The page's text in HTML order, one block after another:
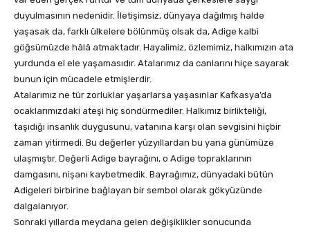
duyulmasının nedenidir. İletişimsiz, dünyaya dağılmış halde
yaşasak da, farklı ülkelere bölünmüş olsak da, Adige kalbi
göğsümüzde hâlâ atmaktadır. Hayalimiz, özlemimiz, halkımızın ata
yurdunda el ele yaşamasıdır. Atalarımız da canlarını hiçe sayarak
bunun için mücadele etmişlerdir.
Atalarımız ne tür zorluklar yaşarlarsa yaşasınlar Kafkasya’da
ocaklarımızdaki ateşi hiç söndürmediler. Halkımız birlikteliği,
taşıdığı insanlık duygusunu, vatanına karşı olan sevgisini hiçbir
zaman yitirmedi. Bu değerler yüzyıllardan bu yana günümüze
ulaşmıştır. Değerli Adige bayrağını, o Adige topraklarının
damgasını, nişanı kaybetmedik. Bayrağımız, dünyadaki bütün
Adigeleri birbirine bağlayan bir sembol olarak gökyüzünde
dalgalanıyor.
Sonraki yıllarda meydana gelen değişiklikler sonucunda